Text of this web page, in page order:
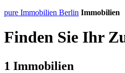
pure Immobilien Berlin Immobilien
Finden Sie Ihr
1 Immobilien